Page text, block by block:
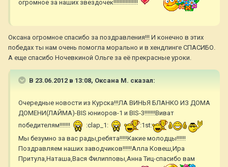
огромное за наших звездочек!!!!!!!!!!!!!!!!
Оксана огромное спасибо за поздравления!!! И конечно в этих
победах ты нам очень помогла морально и в хендлинге СПАСИБО.
А еще спасибо Ночевкиной Ольге за её прекрасные уроки.
В 23.06.2012 в 13:08, Оксана М. сказал:
Очередные новости из Курска!!!ЛА ВИНЬЯ БЛАНКО ИЗ ДОМА
ДОМЕНИ(ЛАЙМА)-BIS юниоров-1 и BIS-3!!!!!!!Виват
победителям!!!!!!!
:clap_1:
:1st:
Мы безумно за вас рады,ребята!!!!!Какие молодцы!!!!!!
Поздравляем наших заводчиков!!!!!!Алла Ковеш,Ира
Притула,Наташа,Вася Филипповы,Анна Тиц-спасибо вам